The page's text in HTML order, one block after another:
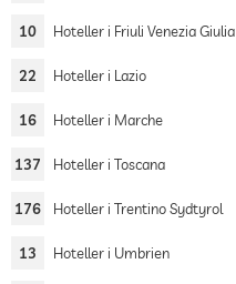
10 Hoteller i Friuli Venezia Giulia
22 Hoteller i Lazio
16 Hoteller i Marche
137 Hoteller i Toscana
176 Hoteller i Trentino Sydtyrol
13 Hoteller i Umbrien